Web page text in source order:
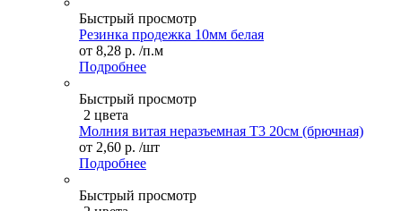
Быстрый просмотр
Резинка продежка 10мм белая
от 8,28 р. /п.м
Подробнее
Быстрый просмотр
2 цвета
Молния витая неразъемная Т3 20см (брючная)
от 2,60 р. /шт
Подробнее
Быстрый просмотр